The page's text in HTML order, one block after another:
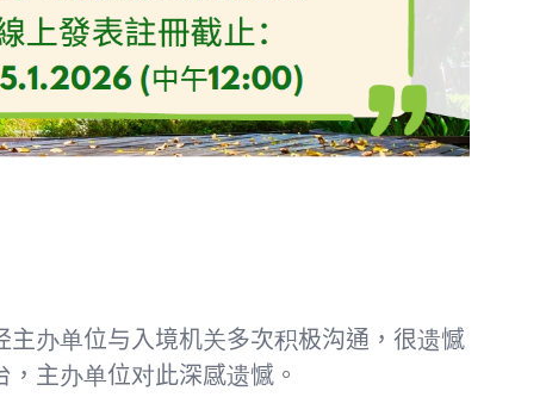
办单位与入境机关多次积极沟通，很遗憾
主办单位对此深感遗憾。